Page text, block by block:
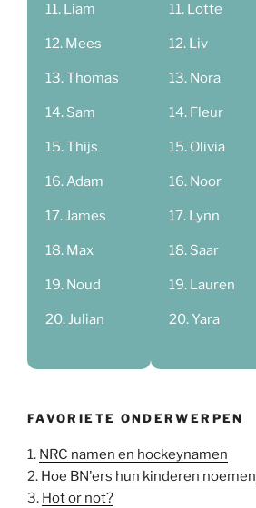
Liam
Mees
Thomas
Sam
Thijs
Adam
James
Max
Noud
Julian
Lotte
Liv
Nora
Fleur
Olivia
Noor
Lynn
Saar
Lauren
Yara
FAVORIETE ONDERWERPEN
1. NRC namen en hockeynamen
2. Hoe BN'ers hun kinderen noemen
3. Hot or not?